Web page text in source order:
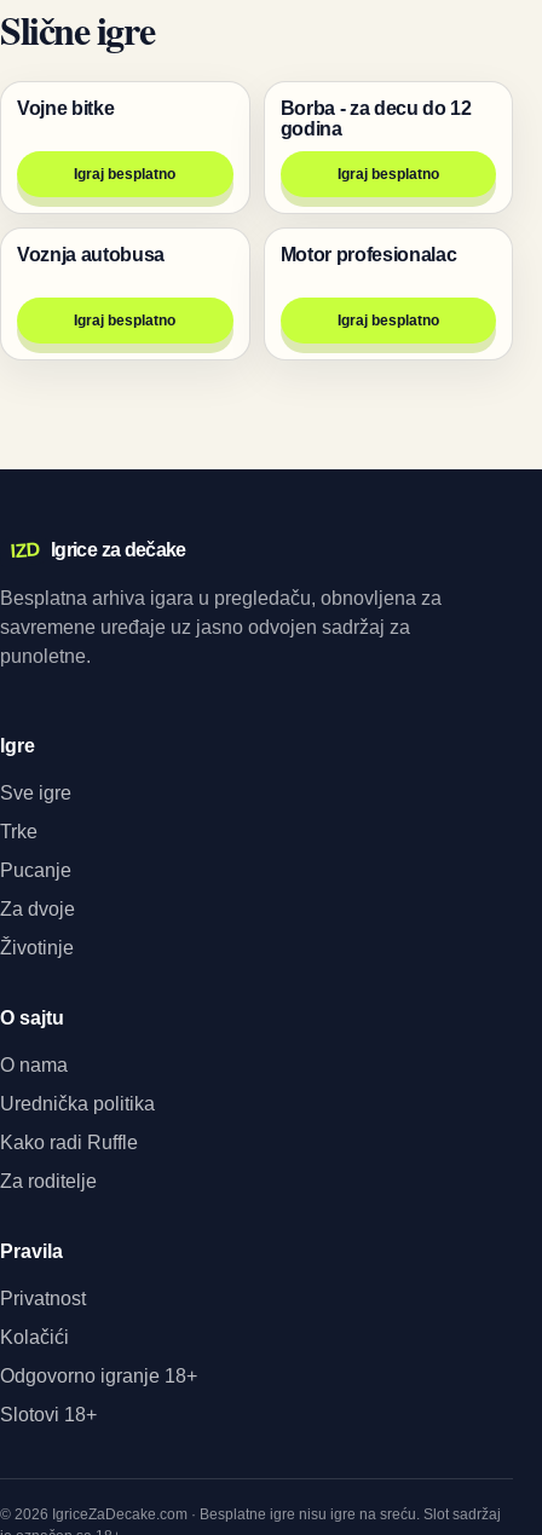
Slične igre
Igre
Vojne bitke
Igraj besplatno
Bakugan igrice
Borba - za decu do 12
godina
Igraj besplatno
Trke
Voznja autobusa
Igraj besplatno
Trke
Motor profesionalac
Igraj besplatno
IZD Igrice za dečake
Besplatna arhiva igara u pregledaču, obnovljena za
savremene uređaje uz jasno odvojen sadržaj za
punoletne.
Igre
Sve igre
Trke
Pucanje
Za dvoje
Životinje
O sajtu
O nama
Urednička politika
Kako radi Ruffle
Za roditelje
Pravila
Privatnost
Kolačići
Odgovorno igranje 18+
Slotovi 18+
© 2026 IgriceZaDecake.com · Besplatne igre nisu igre na sreću. Slot sadržaj